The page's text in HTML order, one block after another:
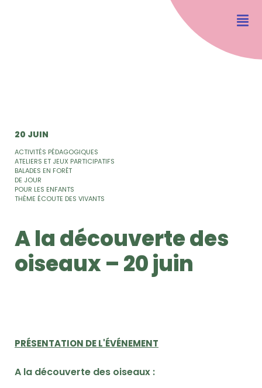
20 JUIN
ACTIVITÉS PÉDAGOGIQUES
ATELIERS ET JEUX PARTICIPATIFS
BALADES EN FORÊT
DE JOUR
POUR LES ENFANTS
THÈME ÉCOUTE DES VIVANTS
A la découverte des
oiseaux – 20 juin
PRÉSENTATION DE L'ÉVÉNEMENT
A la découverte des oiseaux :